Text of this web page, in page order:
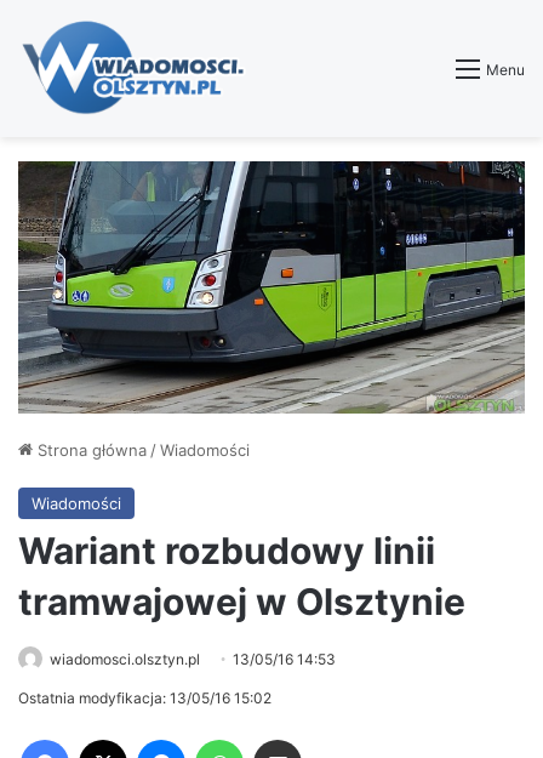
Menu
Strona główna/Wiadomości
Wiadomości
Wariant rozbudowy linii
tramwajowej w Olsztynie
wiadomosci.olsztyn.pl 13/05/16 14:53
Ostatnia modyfikacja: 13/05/16 15:02